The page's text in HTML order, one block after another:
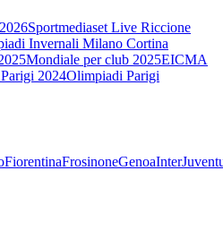
Sportmediaset Live Riccione
Invernali Milano Cortina
Mondiale per club 2025EICMA
2024Olimpiadi Parigi
FiorentinaFrosinoneGenoaInter